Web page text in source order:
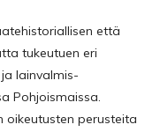
että
tukeutuen eri
ja lainvalmis­
Pohjoismaissa.
oikeutusten perusteita